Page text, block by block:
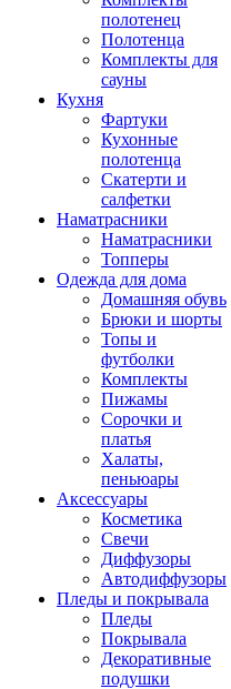
полотенец
Полотенца
Комплекты для
сауны
Кухня
Фартуки
Кухонные
полотенца
Скатерти и
салфетки
Наматрасники
Наматрасники
Топперы
Одежда для дома
Домашняя обувь
Брюки и шорты
Топы и
футболки
Комплекты
Пижамы
Сорочки и
платья
Халаты,
пеньюары
Аксессуары
Косметика
Свечи
Диффузоры
Автодиффузоры
Пледы и покрывала
Пледы
Покрывала
Декоративные
подушки